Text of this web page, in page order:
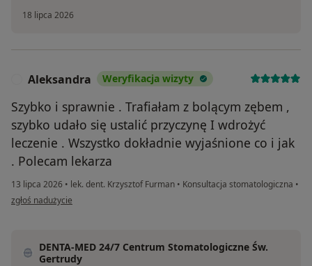
18 lipca 2026
Aleksandra Weryfikacja wizyty
Szybko i sprawnie . Trafiałam z bolącym zębem ,
szybko udało się ustalić przyczynę I wdrożyć
leczenie . Wszystko dokładnie wyjaśnione co i jak
. Polecam lekarza
13 lipca 2026 • lek. dent. Krzysztof Furman • Konsultacja stomatologiczna •
w opinii użytkownika Aleksandra
zgłoś nadużycie
DENTA-MED 24/7 Centrum Stomatologiczne Św.
Gertrudy